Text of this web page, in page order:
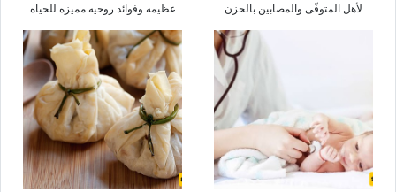
لأهل المتوفّى والمصابین بالحزن
عظیمه وفوائد روحیه ممیزه للحیاه